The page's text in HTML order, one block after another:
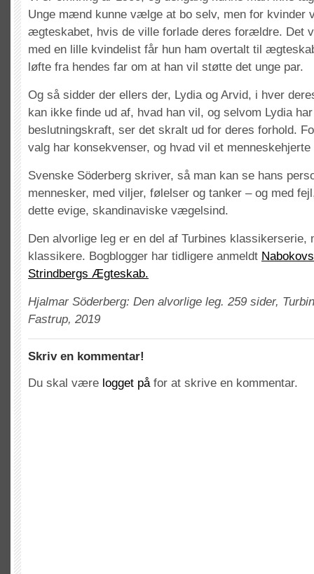
Unge mænd kunne vælge at bo selv, men for kvinder
ægteskabet, hvis de ville forlade deres forældre. Det
med en lille kvindelist får hun ham overtalt til
løfte fra hendes far om at han vil støtte det unge par.
Og så sidder der ellers der, Lydia og Arvid, i hver
kan ikke finde ud af, hvad han vil, og selvom Lydia
beslutningskraft, ser det skralt ud for deres forhold.
valg har konsekvenser, og hvad vil et menneskehjerte
Svenske Söderberg skriver, så man kan se hans
mennesker, med viljer, følelser og tanker – og med
dette evige, skandinaviske vægelsind.
Den alvorlige leg er en del af Turbines klassikerserie,
klassikere. Bogblogger har tidligere anmeldt
Strindbergs Ægteskab.
Hjalmar Söderberg: Den alvorlige leg. 259 sider,
Fastrup, 2019
Skriv en kommentar!
Du skal være logget påfor at skrive en kommentar.